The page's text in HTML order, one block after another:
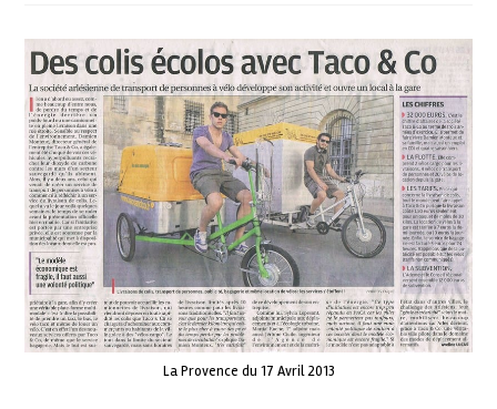
La Provence du 17 Avril 2013